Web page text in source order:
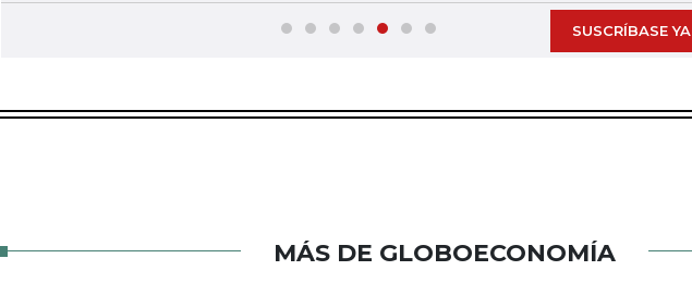
SUSCRÍBASE YA
MÁS DE GLOBOECONOMÍA